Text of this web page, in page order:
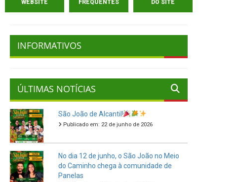
WEBSITE
FREQUENTES
DO SITE
INFORMATIVOS
ÚLTIMAS NOTÍCIAS
São João de Alcantil!
Publicado em: 22 de junho de 2026
No dia 12 de junho, o São João no Meio
do Caminho chega à comunidade de
Panelas